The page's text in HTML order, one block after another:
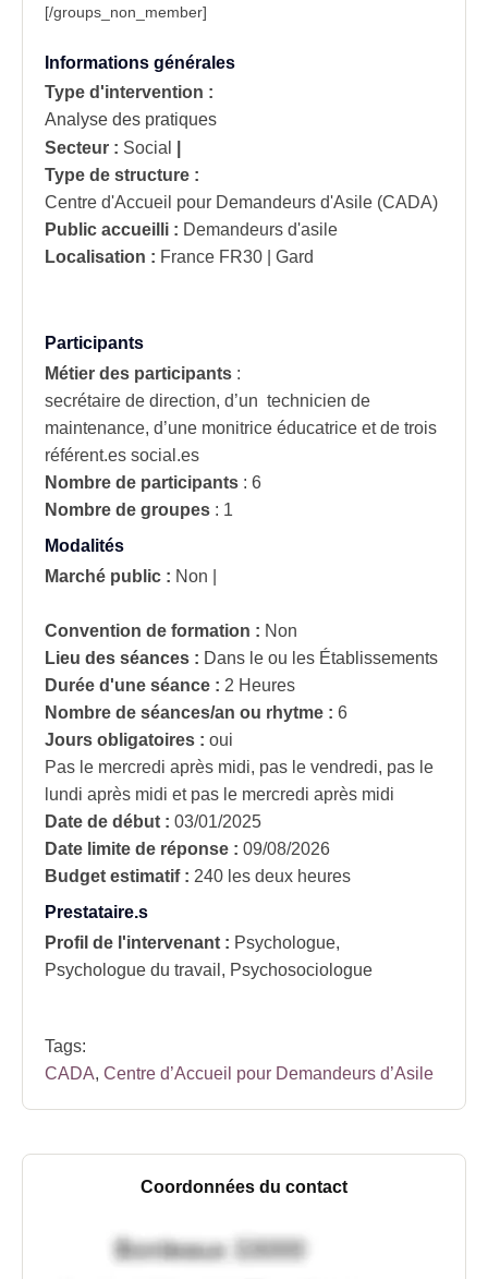
[/groups_non_member]
Informations générales
Type d'intervention :
Analyse des pratiques
Secteur : Social
Type de structure :
Centre d'Accueil pour Demandeurs d'Asile (CADA)
Public accueilli : Demandeurs d'asile
Localisation : France FR30 | Gard
Participants
Métier des participants :
secrétaire de direction, d’un technicien de
maintenance, d’une monitrice éducatrice et de trois
référent.es social.es
Nombre de participants : 6
Nombre de groupes : 1
Modalités
Marché public : Non
Convention de formation : Non
Lieu des séances : Dans le ou les Établissements
Durée d'une séance : 2 Heures
Nombre de séances/an ou rhytme : 6
Jours obligatoires : oui
Pas le mercredi après midi, pas le vendredi, pas le
lundi après midi et pas le mercredi après midi
Date de début : 03/01/2025
Date limite de réponse : 09/08/2026
Budget estimatif : 240 les deux heures
Prestataire.s
Profil de l'intervenant : Psychologue,
Psychologue du travail, Psychosociologue
Tags:
CADA, Centre d’Accueil pour Demandeurs d’Asile
Coordonnées du contact